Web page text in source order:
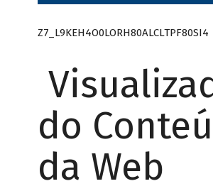
Z7_L9KEH4O0LORH80ALCLTPF80SI4
do
da Web